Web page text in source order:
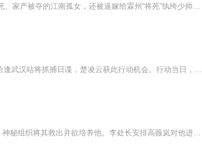
现代顶尖特工江启宁，任务殉职后魂穿民国，成了父母惨死、家产被夺的江南孤女，还被逼嫁给霖州“将死”纨绔少帅卫述白冲喜。人人等着看她守寡丧命，殊不知柔弱新娘藏着特工魂，一眼拆穿少帅装病骗局，反手揪出督军府内奸、东洋间谍，破尽毒杀阴谋。她凭...
1936年初，前世化妆师穿越成军事情报处小队长楚凌云。恰逢武汉站将抓捕日谍，楚凌云获此行动机会。行动当日，他精心部署，却在目标出现后察觉异样。且看他能否成功完成任务，在谍海闯出一片天。
民国时期，军阀混战，日寇入侵。孤儿阙东进抢劫时被抓，神秘组织将其救出并欲培养他。李处长安排高薇岚对他进行训练，阙东进开启特殊生涯，将在教官教导下成长，未来充满未知与挑战。